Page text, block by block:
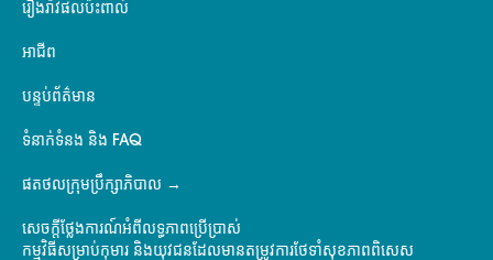
រឿងរ៉ាវផលប៉ះពាល់
អាជីព
បន្ទប់ព័ត៌មាន
ទំនាក់ទំនង និង FAQ
ផតថលក្រុមប្រឹក្សាភិបាល
សេចក្តីថ្លែងការណ៍អំពីលទ្ធភាពប្រើប្រាស់
កម្មវិធីសម្រាប់កុមារ និងយុវជនដែលមានតម្រូវការថែទាំសុខភាពពិសេស